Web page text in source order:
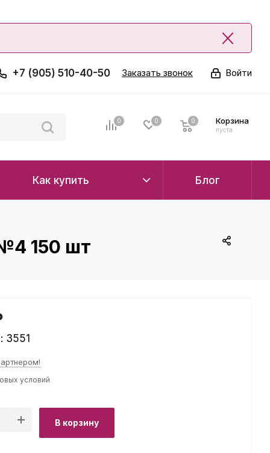
Войти
+7 (905) 510-40-50 Заказать звонок
0 0 Корзина
0
пуста
0
Как купить Блог
150 шт
3551
условий
В корзину